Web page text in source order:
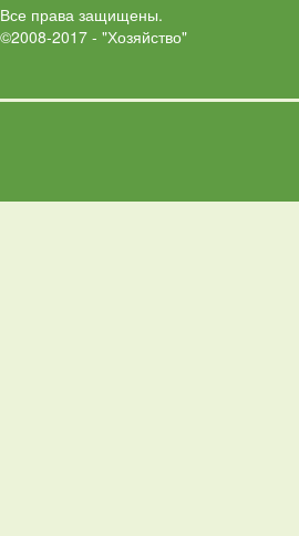
Все права защищены.
©2008-2017 - "Хозяйство"